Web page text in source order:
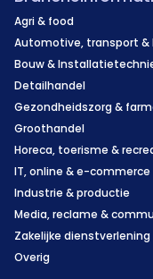
Agri & food
Automotive, transport &
Bouw &
Detailhandel
Gezondheidszorg &
Groothandel
Horeca, toerisme &
IT, online & e-commerce
Industrie & productie
Media, reclame &
Zakelijke dienstverlening
Overig